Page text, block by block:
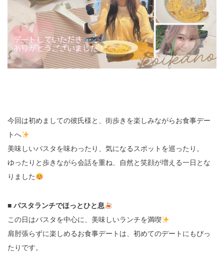
今回は初めましての彼氏様と、街歩きを楽しみながらお食事デー
トへ
美味しいパスタを味わったり、気になるスポットを巡ったり。
ゆったりと歩きながら会話を重ね、自然と笑顔が増える一日とな
りました
■ パスタランチでほっとひと息
この日はパスタを中心に、美味しいランチを満喫
肩肘張らずに楽しめるお食事デートは、初めてのデートにもぴっ
たりです。